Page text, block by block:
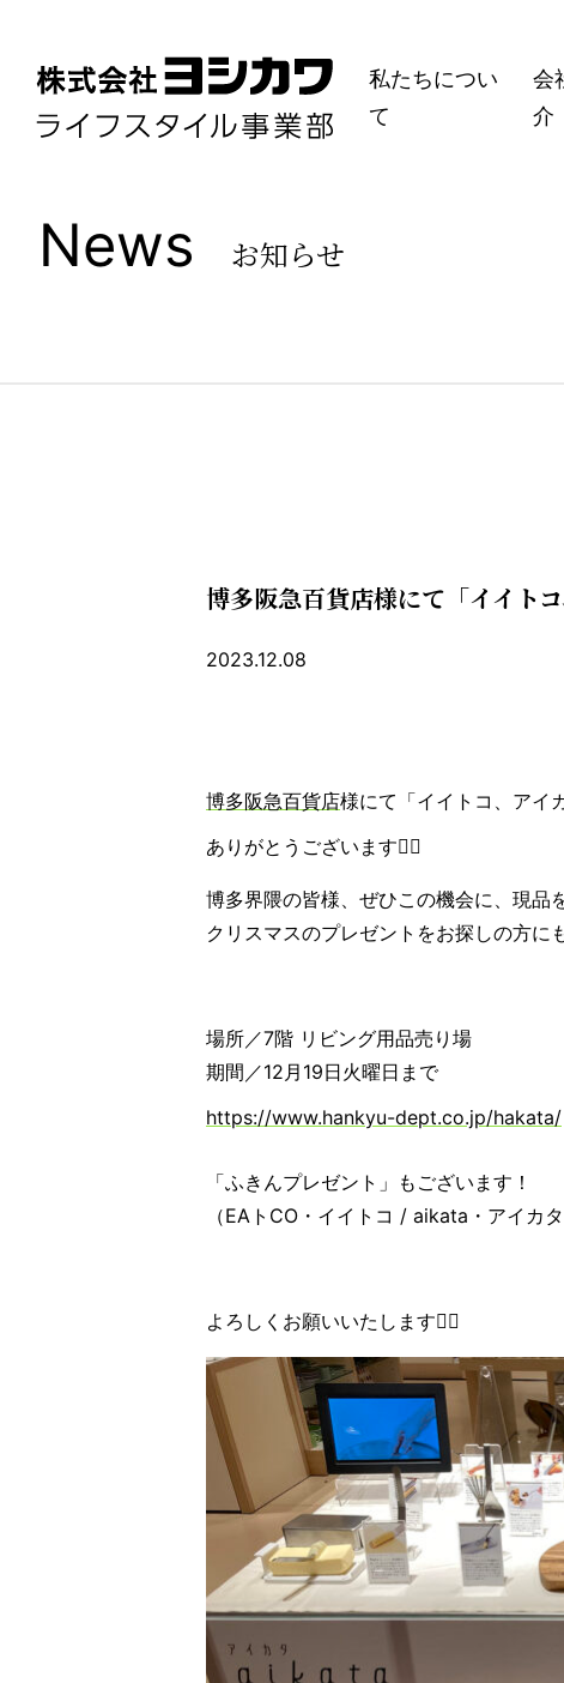
私たちについ
て
会
介
News お知らせ
博多阪急百貨店様にて「イイト
2023.12.08
博多阪急百貨店様にて「イイトコ、アイ
ありがとうございます🙇‍♀️
博多界隈の皆様、ぜひこの機会に、現品
クリスマスのプレゼントをお探しの方に
場所／7階 リビング用品売り場
期間／12月19日火曜日まで
https://www.hankyu-dept.co.jp/hakata/
「ふきんプレゼント」もございます！
（EAトCO・イイトコ / aikata・アイカ
よろしくお願いいたします🙇‍♀️